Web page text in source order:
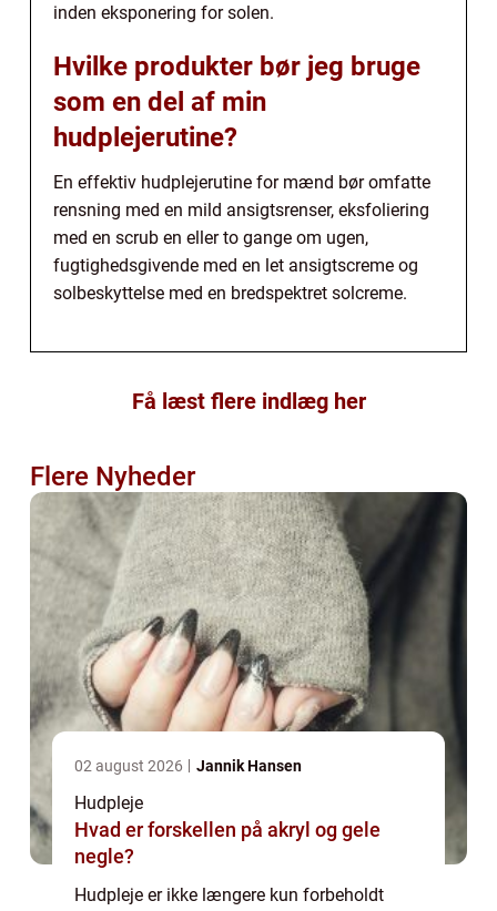
inden eksponering for solen.
Hvilke produkter bør jeg bruge
som en del af min
hudplejerutine?
En effektiv hudplejerutine for mænd bør omfatte
rensning med en mild ansigtsrenser, eksfoliering
med en scrub en eller to gange om ugen,
fugtighedsgivende med en let ansigtscreme og
solbeskyttelse med en bredspektret solcreme.
Få læst flere indlæg her
Flere Nyheder
02 august 2026 Jannik Hansen
Hudpleje
Hvad er forskellen på akryl og gele
negle?
Hudpleje er ikke længere kun forbeholdt